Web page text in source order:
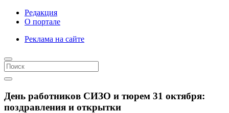
Редакция
О портале
Реклама на сайте
День работников СИЗО и тюрем 31 октября:
поздравления и открытки